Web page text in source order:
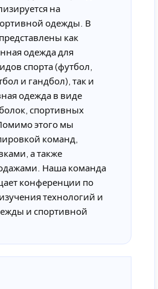
на
одежды. В
как
одежда для
спорта (футбол,
и гандбол), так и
одежда в виде
спортивных
этого мы
команд,
а также
Наша команда
конференции по
технологий и
и спортивной